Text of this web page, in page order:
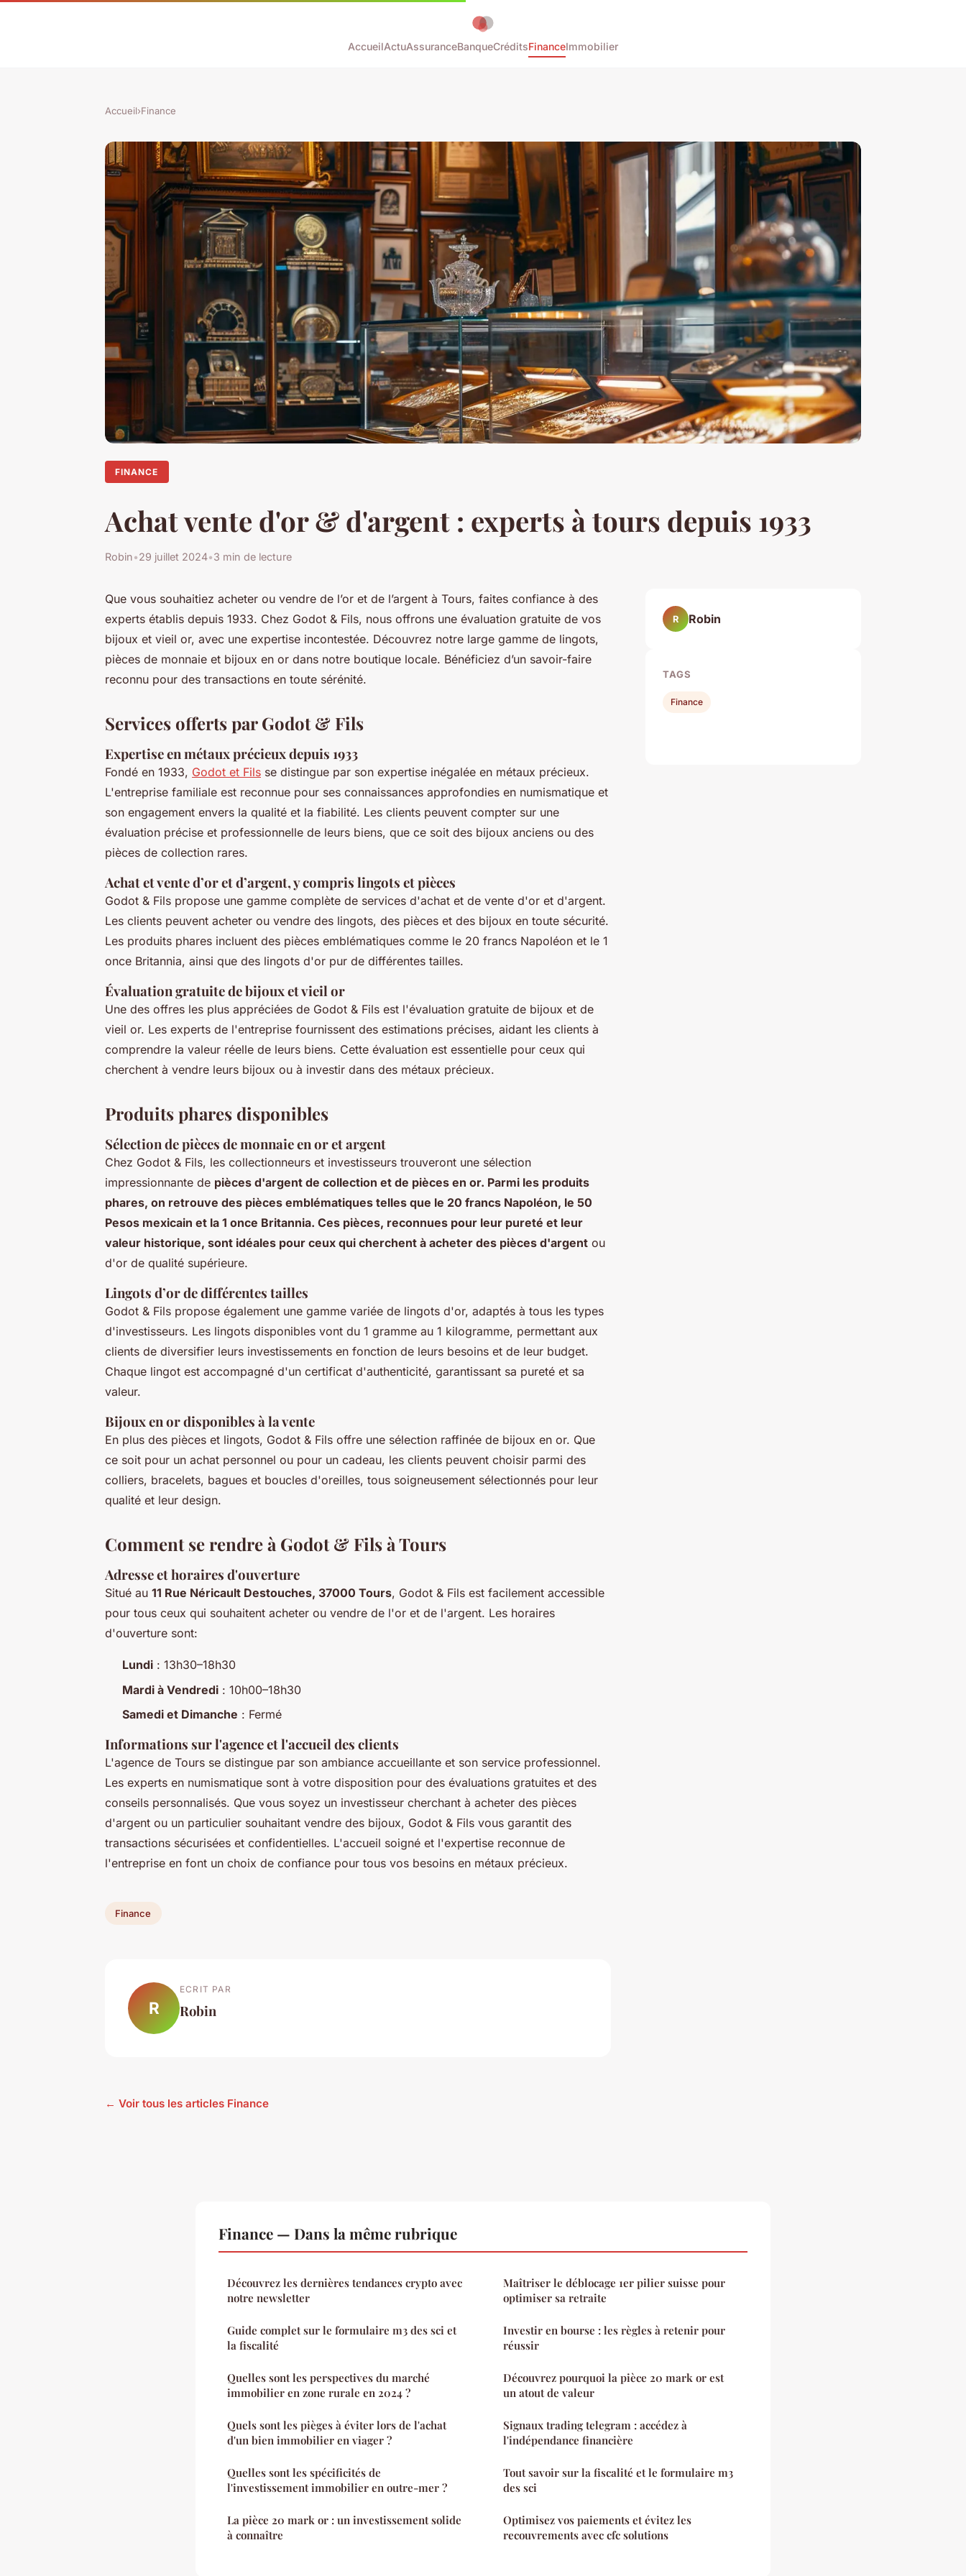
AccueilActuAssuranceBanqueCréditsFinanceImmobilier
Accueil›Finance
FINANCE
Achat vente d'or & d'argent : experts à tours depuis 1933
Robin•29 juillet 2024•3 min de lecture
Que vous souhaitiez acheter ou vendre de l’or et de l’argent à Tours, faites confiance à des
experts établis depuis 1933. Chez Godot & Fils, nous offrons une évaluation gratuite de vos
bijoux et vieil or, avec une expertise incontestée. Découvrez notre large gamme de lingots,
pièces de monnaie et bijoux en or dans notre boutique locale. Bénéficiez d’un savoir-faire
reconnu pour des transactions en toute sérénité.
Services offerts par Godot & Fils
Expertise en métaux précieux depuis 1933
Fondé en 1933, Godot et Fils se distingue par son expertise inégalée en métaux précieux.
L'entreprise familiale est reconnue pour ses connaissances approfondies en numismatique et
son engagement envers la qualité et la fiabilité. Les clients peuvent compter sur une
évaluation précise et professionnelle de leurs biens, que ce soit des bijoux anciens ou des
pièces de collection rares.
Achat et vente d’or et d’argent, y compris lingots et pièces
Godot & Fils propose une gamme complète de services d'achat et de vente d'or et d'argent.
Les clients peuvent acheter ou vendre des lingots, des pièces et des bijoux en toute sécurité.
Les produits phares incluent des pièces emblématiques comme le 20 francs Napoléon et le 1
once Britannia, ainsi que des lingots d'or pur de différentes tailles.
Évaluation gratuite de bijoux et vieil or
Une des offres les plus appréciées de Godot & Fils est l'évaluation gratuite de bijoux et de
vieil or. Les experts de l'entreprise fournissent des estimations précises, aidant les clients à
comprendre la valeur réelle de leurs biens. Cette évaluation est essentielle pour ceux qui
cherchent à vendre leurs bijoux ou à investir dans des métaux précieux.
Produits phares disponibles
Sélection de pièces de monnaie en or et argent
Chez Godot & Fils, les collectionneurs et investisseurs trouveront une sélection
impressionnante de pièces d'argent de collection et de pièces en or. Parmi les produits
phares, on retrouve des pièces emblématiques telles que le 20 francs Napoléon, le 50
Pesos mexicain et la 1 once Britannia. Ces pièces, reconnues pour leur pureté et leur
valeur historique, sont idéales pour ceux qui cherchent à acheter des pièces d'argent ou
d'or de qualité supérieure.
Lingots d’or de différentes tailles
Godot & Fils propose également une gamme variée de lingots d'or, adaptés à tous les types
d'investisseurs. Les lingots disponibles vont du 1 gramme au 1 kilogramme, permettant aux
clients de diversifier leurs investissements en fonction de leurs besoins et de leur budget.
Chaque lingot est accompagné d'un certificat d'authenticité, garantissant sa pureté et sa
valeur.
Bijoux en or disponibles à la vente
En plus des pièces et lingots, Godot & Fils offre une sélection raffinée de bijoux en or. Que
ce soit pour un achat personnel ou pour un cadeau, les clients peuvent choisir parmi des
colliers, bracelets, bagues et boucles d'oreilles, tous soigneusement sélectionnés pour leur
qualité et leur design.
Comment se rendre à Godot & Fils à Tours
Adresse et horaires d'ouverture
Situé au 11 Rue Néricault Destouches, 37000 Tours, Godot & Fils est facilement accessible
pour tous ceux qui souhaitent acheter ou vendre de l'or et de l'argent. Les horaires
d'ouverture sont:
Lundi : 13h30–18h30
Mardi à Vendredi : 10h00–18h30
Samedi et Dimanche : Fermé
Informations sur l'agence et l'accueil des clients
L'agence de Tours se distingue par son ambiance accueillante et son service professionnel.
Les experts en numismatique sont à votre disposition pour des évaluations gratuites et des
conseils personnalisés. Que vous soyez un investisseur cherchant à acheter des pièces
d'argent ou un particulier souhaitant vendre des bijoux, Godot & Fils vous garantit des
transactions sécurisées et confidentielles. L'accueil soigné et l'expertise reconnue de
l'entreprise en font un choix de confiance pour tous vos besoins en métaux précieux.
Finance
R
ECRIT PAR
Robin
← Voir tous les articles Finance
R Robin
TAGS
Finance
Finance — Dans la même rubrique
Découvrez les dernières tendances crypto avec
notre newsletter
Guide complet sur le formulaire m3 des sci et
la fiscalité
Quelles sont les perspectives du marché
immobilier en zone rurale en 2024 ?
Quels sont les pièges à éviter lors de l'achat
d'un bien immobilier en viager ?
Quelles sont les spécificités de
l'investissement immobilier en outre-mer ?
La pièce 20 mark or : un investissement solide
à connaître
Maîtriser le déblocage 1er pilier suisse pour
optimiser sa retraite
Investir en bourse : les règles à retenir pour
réussir
Découvrez pourquoi la pièce 20 mark or est
un atout de valeur
Signaux trading telegram : accédez à
l'indépendance financière
Tout savoir sur la fiscalité et le formulaire m3
des sci
Optimisez vos paiements et évitez les
recouvrements avec cfc solutions